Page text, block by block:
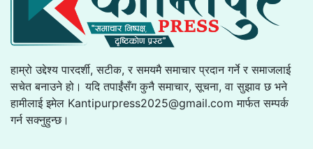
हाम्रो उद्देश्य पारदर्शी, सटीक, र समयमै समाचार प्रदान गर्ने र समाजलाई
सचेत बनाउने हो। यदि तपाईंसँग कुनै समाचार, सूचना, वा सुझाव छ भने
हामीलाई इमेल Kantipurpress2025@gmail.com मार्फत सम्पर्क
गर्न सक्नुहुन्छ।